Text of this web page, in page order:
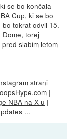
se bo končala
Cup, ki se bo
bo tokrat odvil 15.
Dome, torej
slabim letom
strani
|
NBA na X-u |
...